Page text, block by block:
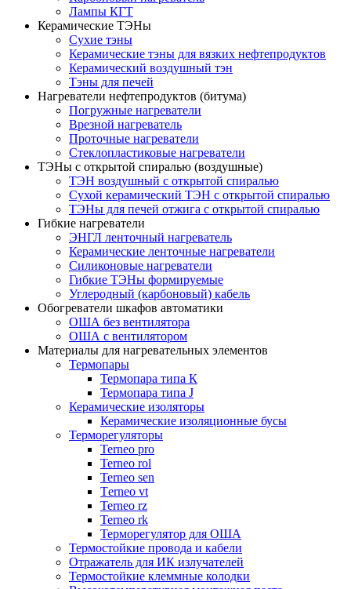
Лампы КГТ
Керамические ТЭНы
Сухие тэны
Керамические тэны для вязких нефтепродуктов
Керамический воздушный тэн
Тэны для печей
Нагреватели нефтепродуктов (битума)
Погружные нагреватели
Врезной нагреватель
Проточные нагреватели
Стеклопластиковые нагреватели
ТЭНы с открытой спиралью (воздушные)
ТЭН воздушный с открытой спиралью
Сухой керамический ТЭН с открытой спиралью
ТЭНы для печей отжига с открытой спиралью
Гибкие нагреватели
ЭНГЛ ленточный нагреватель
Керамические ленточные нагреватели
Силиконовые нагреватели
Гибкие ТЭНы формируемые
Углеродный (карбоновый) кабель
Обогреватели шкафов автоматики
ОША без вентилятора
ОША с вентилятором
Материалы для нагревательных элементов
Термопары
Термопара типа К
Термопара типа J
Керамические изоляторы
Керамические изоляционные бусы
Терморегуляторы
Terneo pro
Terneo rol
Terneo sen
Тerneo vt
Terneo rz
Terneo rk
Терморегулятор для ОША
Термостойкие провода и кабели
Отражатель для ИК излучателей
Термостойкие клеммные колодки